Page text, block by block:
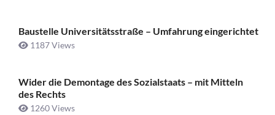
Baustelle Universitätsstraße ­– Umfahrung eingerichtet
1187 Views
Wider die Demontage des Sozialstaats – mit Mitteln
des Rechts
1260 Views